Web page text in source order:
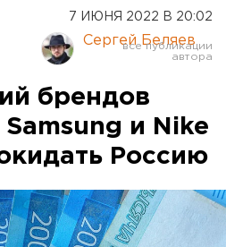
7 ИЮНЯ 2022 В 20:02
Сергей Беляев
брендов
и Nike
Россию